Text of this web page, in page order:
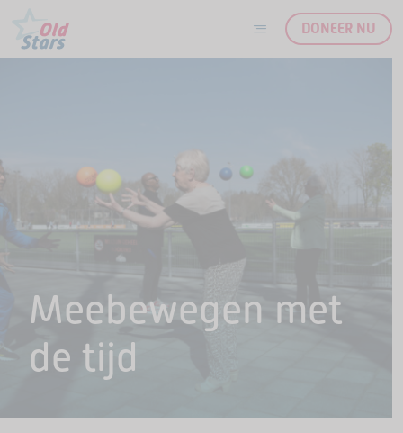
DONEER NU
Meebewegen met
de tijd